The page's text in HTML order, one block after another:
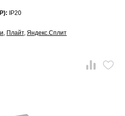
IP20
, Плайт, Яндекс.Сплит